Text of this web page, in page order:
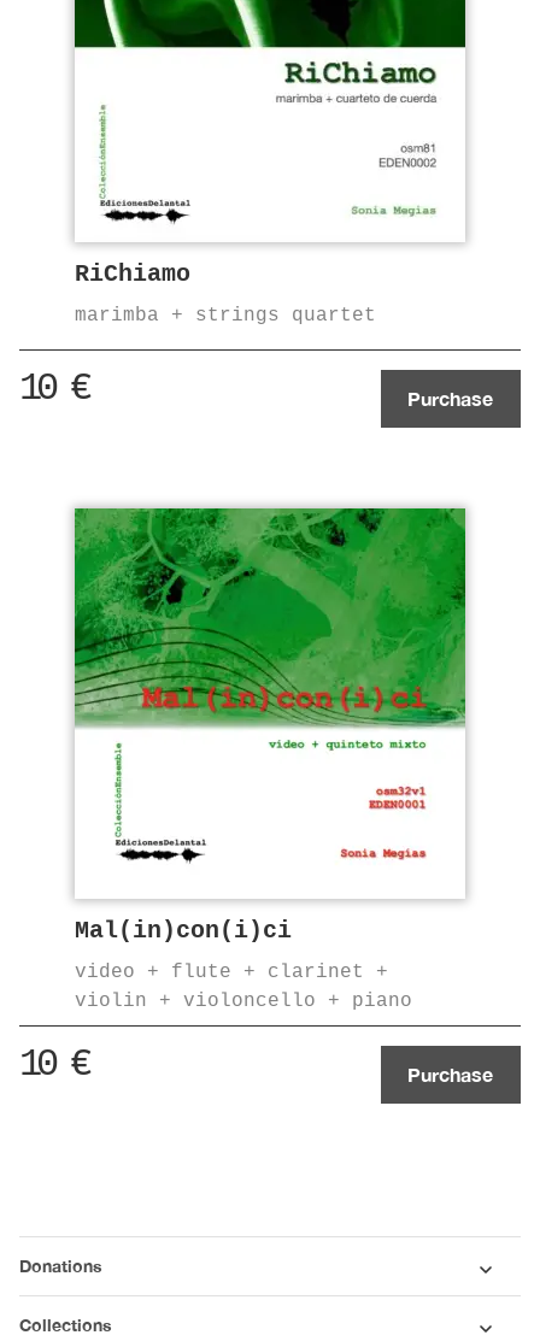
RiChiamo
marimba + strings quartet
10 € Purchase
Mal(in)con(i)ci
video + flute + clarinet +
violin + violoncello + piano
10 € Purchase
Donations
Collections